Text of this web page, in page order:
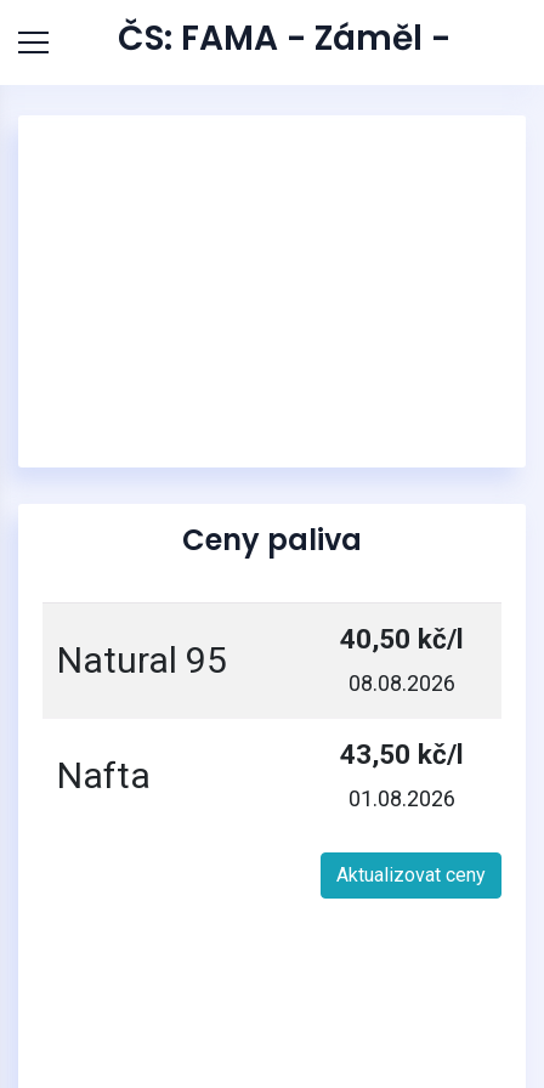
ČS: FAMA - Záměl -
Ceny paliva
Natural 95 40,50 kč/l
08.08.2026
Nafta 43,50 kč/l
01.08.2026
Aktualizovat ceny